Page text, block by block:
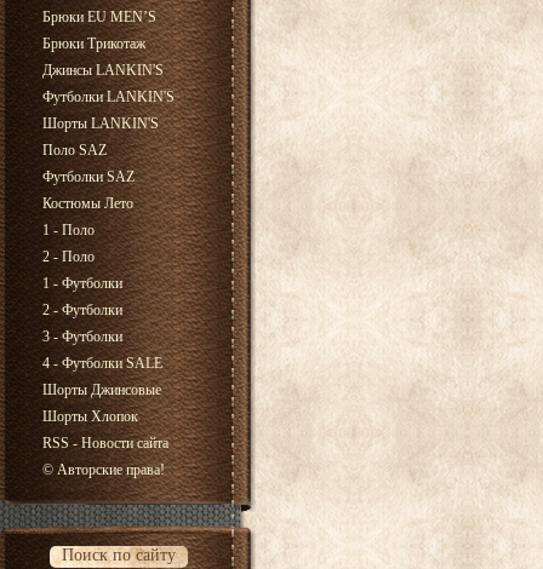
Брюки EU MEN’S
Брюки Трикотаж
Джинсы LANKIN'S
Футболки LANKIN'S
Шорты LANKIN'S
Поло SAZ
Футболки SAZ
Костюмы Лето
1 - Поло
2 - Поло
1 - Футболки
2 - Футболки
3 - Футболки
4 - Футболки SALE
Шорты Джинсовые
Шорты Хлопок
RSS - Новости сайта
© Авторские права!
Поиск по сайту